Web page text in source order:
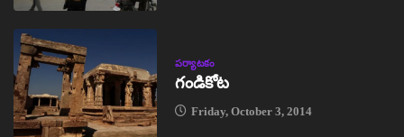
పర్యాటకం
గండికోట
Friday, October 3, 2014